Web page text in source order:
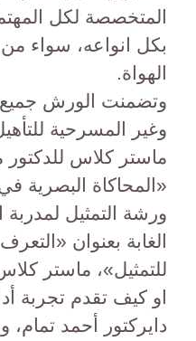
المتخصصة لكل
بكل انواعه، سواء
الهواة.
وتضمنت الورش جميع
وغير المسرحية
ماستر كلاس
«المحاكاة البصرية
ورشة التمثيل لمدربة
الغابة بعنوان
او كيف تقدم تجربة
دايركتور أحمد تمام،